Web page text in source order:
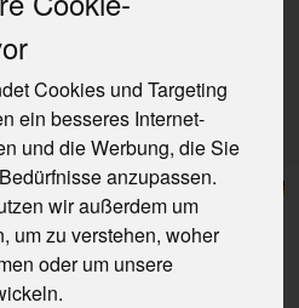
Cookies und Targeting
ein besseres Internet-
und die Werbung, die Sie
anzupassen.
wir außerdem um
um zu verstehen, woher
oder um unsere